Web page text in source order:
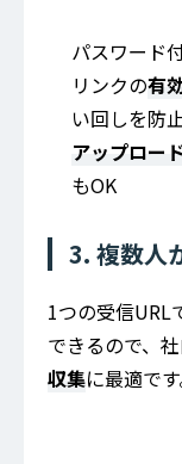
パスワード
リンクの有
い回しを防
アップロー
もOK
3. 複数人
1つの受信URL
できるので、
収集に最適です